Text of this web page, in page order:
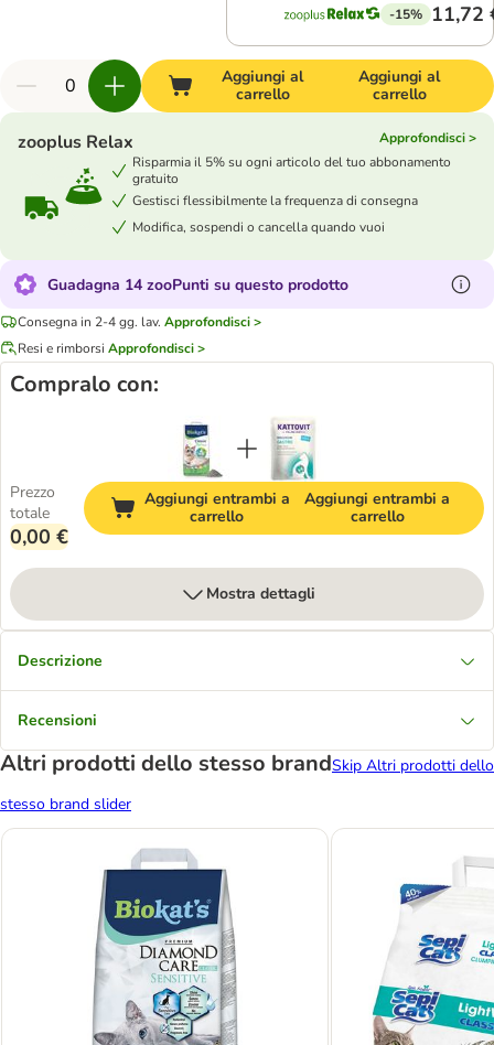
-15% 11,72
Aggiungi al
carrello
Aggiungi al
carrello
zooplus Relax
Approfondisci >
Risparmia il 5% su ogni articolo del tuo abbonamento
gratuito
Gestisci flessibilmente la frequenza di consegna
Modifica, sospendi o cancella quando vuoi
Guadagna 14 zooPunti su questo prodotto
Consegna in 2-4 gg. lav. Approfondisci >
Resi e rimborsi Approfondisci >
Compralo con:
Prezzo
totale
0,00 €
Aggiungi entrambi a
carrello
Aggiungi entrambi a
carrello
Mostra dettagli
Descrizione
Recensioni
Altri prodotti dello stesso brandSkip Altri prodotti dello
stesso brand slider